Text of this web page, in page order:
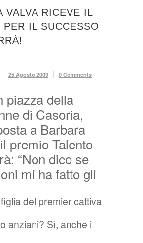
VALVA RICEVE IL
PER IL SUCCESSO
25 Agosto 2009 0 Comments
piazza della
di Casoria,
a Barbara
premio Talento
“Non dico se
mi ha fatto gli
del premier cattiva
anziani? Sì, anche i